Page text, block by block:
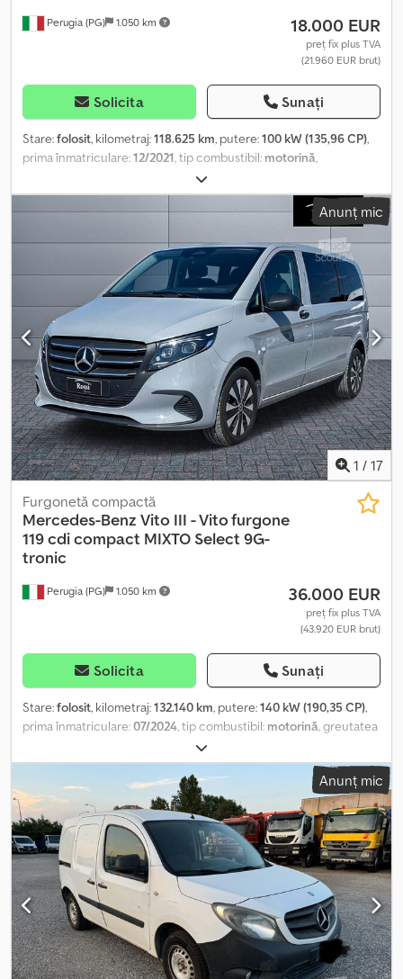
Perugia (PG) 1.050 km 18.000 EUR
preț fix plus TVA
(21.960 EUR brut)
Solicita Sunați
Stare:folosit, kilometraj:118.625 km, putere:100 kW (135,96 CP),
prima înmatriculare:12/2021, tip combustibil: motorină,
negru
clasă de emisii:Euro 6, suspensie:oțel, număr de locuri:3, Dotări:
aer condiționat, servodirecție, Informațiile prezentate nu
constituie element contractual Dcjdpfx Asy Hdcvoidok
Anunț mic
1 / 17
Perugia (PG) 1.050 km
Furgonetă compactă
Mercedes-Benz Vito III - Vito furgone
119 cdi compact MIXTO Select 9G-
tronic
36.000 EUR
preț fix plus TVA
(43.920 EUR brut)
Solicita Sunați
Stare:folosit, kilometraj:132.140 km, putere:140 kW (190,35 CP),
prima înmatriculare:07/2024 , tip combustibil: motorină , greutatea
, configurație ax:
automat, clasă de emisii:Euro 6, suspensie:oțel, număr de locuri:
, Dotări:aer condiționat, servodirecție
, Informațiile prezentate
nu constituie element contractual Djdozhcwrepfx Aidjck
Anunț mic